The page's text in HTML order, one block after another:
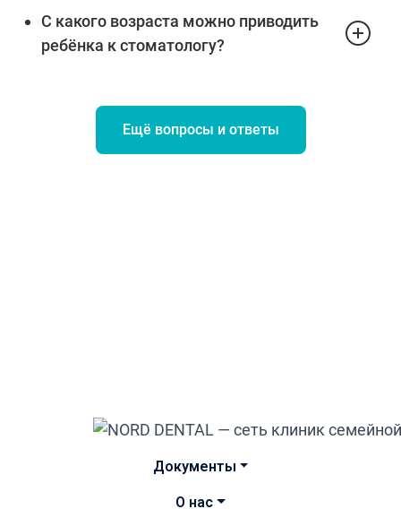
С какого возраста можно приводить
ребёнка к стоматологу?
Ещё вопросы и ответы
Документы
О нас